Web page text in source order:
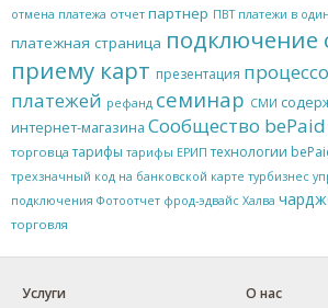
отмена платежа отчет партнер ПВТ платежи в
платежная страница подключение
приему карт презентация
платежей рефанд семинар СМИ
интернет-магазина Сообщество bePaid
торговца тарифы тарифы ЕРИП технологии
трехзначный код на банковской карте турбизнес
подключения Фотоотчет фрод-эдвайс Халва
торговля
Услуги О нас